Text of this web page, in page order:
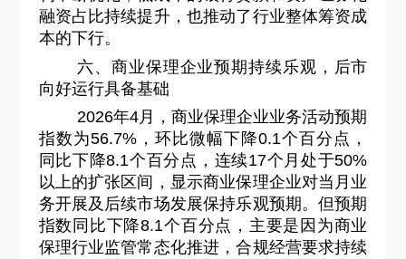
融资占比持续提升，也推动了行业整体筹资成
本的下行。
六、商业保理企业预期持续乐观，后市
向好运行具备基础
2026年4月，商业保理企业业务活动预期
指数为56.7%，环比微幅下降0.1个百分点，
同比下降8.1个百分点，连续17个月处于50%
以上的扩张区间，显示商业保理企业对当月业
务开展及后续市场发展保持乐观预期。但预期
指数同比下降8.1个百分点，主要是因为商业
保理行业监管常态化推进，合规经营要求持续